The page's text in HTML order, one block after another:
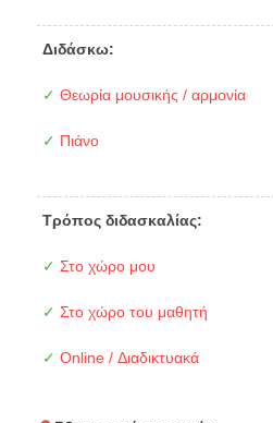
Διδάσκω:
✓ Θεωρία μουσικής / αρμονία
✓ Πιάνο
Τρόπος διδασκαλίας:
✓ Στο χώρο μου
✓ Στο χώρο του μαθητή
✓ Online / Διαδικτυακά